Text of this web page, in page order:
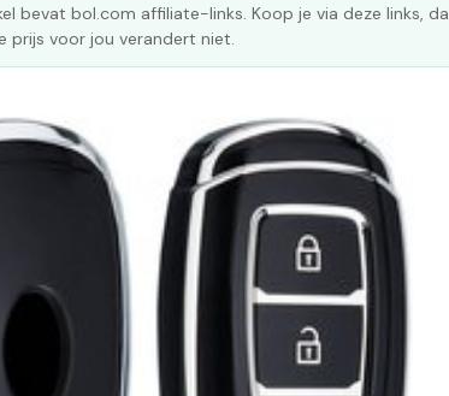
bevat bol.com affiliate-links. Koop je via deze links,
prijs voor jou verandert niet.